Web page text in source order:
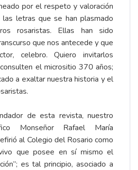
por el respeto y valoración
letras que se han plasmado
rosaristas. Ellas han sido
que nos antecede y que
celebro. Quiero invitarlos
el micrositio 370 años;
a exaltar nuestra historia y el
de esta revista, nuestro
Monseñor Rafael María
al Colegio del Rosario como
que posee en sí mismo el
es tal principio, asociado a